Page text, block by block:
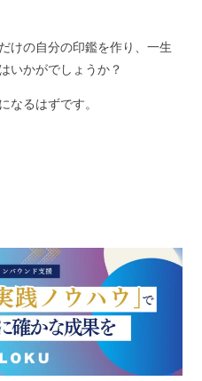
けの自分の印鑑を作り、一生
いかがでしょうか？
なるはずです。